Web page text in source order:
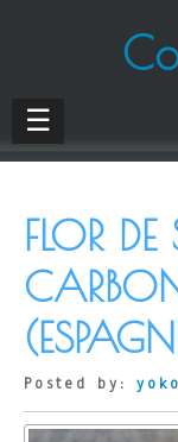
☰
FLOR
Posted by: yoko